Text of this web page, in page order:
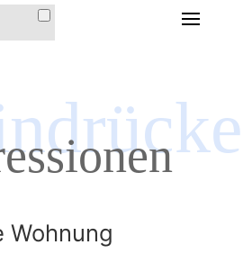
Wohnung